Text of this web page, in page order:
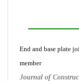
End and base plate
member
Journal of